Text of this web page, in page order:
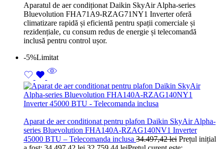
Aparatul de aer condiționat Daikin SkyAir Alpha-series
Bluevolution FHA71A9-RZAG71NY1 Inverter oferă
climatizare rapidă și eficientă pentru spații comerciale și
rezidențiale, cu consum redus de energie și telecomandă
inclusă pentru control ușor.
-5%Limitat
Aparat de aer conditionat pentru plafon Daikin SkyAir Alpha-
series Bluevolution FHA140A-RZAG140NV1 Inverter
45000 BTU – Telecomanda inclusa 34.497,42lei Prețul inițial